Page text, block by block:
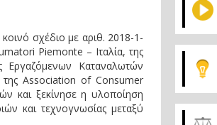
σχέδιο με αριθ. 2018-1-
Piemonte – Ιταλία, της
Καταναλωτών
της Association of Consumer
και ξεκίνησε η υλοποίηση
και τεχνογνωσίας μεταξύ